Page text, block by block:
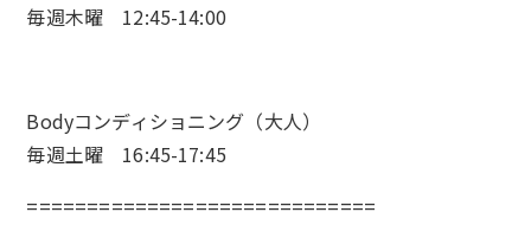
毎週木曜 12:45-14:00
Bodyコンディショニング（大人）
毎週土曜 16:45-17:45
=============================